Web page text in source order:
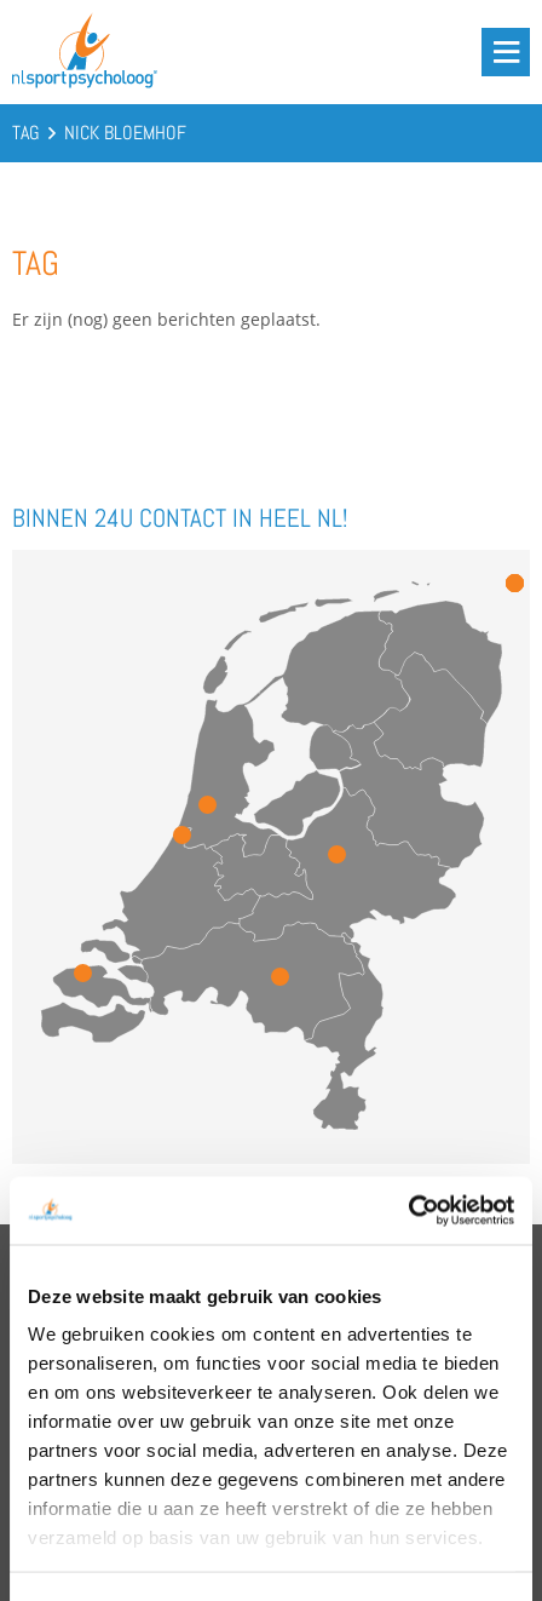
Deze website maakt gebruik van cookies
We gebruiken cookies om content en advertenties te
personaliseren, om functies voor social media te bieden
en om ons websiteverkeer te analyseren. Ook delen we
informatie over uw gebruik van onze site met onze
partners voor social media, adverteren en analyse. Deze
partners kunnen deze gegevens combineren met andere
informatie die u aan ze heeft verstrekt of die ze hebben
verzameld op basis van uw gebruik van hun services.
CONTACT
TAG NICK BLOEMHOF
TAG
Er zijn (nog) geen berichten geplaatst.
BINNEN 24U CONTACT IN HEEL NL!
PSYCHOLOGEN
Noord Holland
Zuid Holland
Noord Brabant
Gelderland
Utrecht
Overijssel
Zeeland
Amsterdam
Almere
Hillegom
Den Bosch
Eindhoven
Den Haag
Leiden
Middelburg
Nijmegen
Roosendaal
Rotterdam